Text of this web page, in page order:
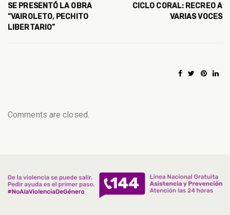
SE PRESENTÓ LA OBRA
“VAIROLETO, PECHITO
LIBERTARIO”
CICLO CORAL: RECREO A
VARIAS VOCES
Comments are closed.